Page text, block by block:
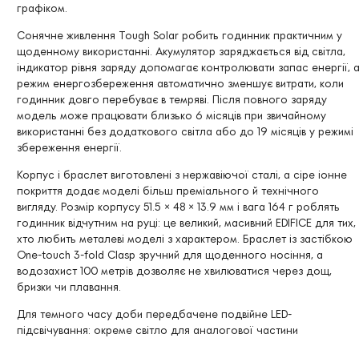
графіком.
Сонячне живлення Tough Solar робить годинник практичним у
щоденному використанні. Акумулятор заряджається від світла,
індикатор рівня заряду допомагає контролювати запас енергії, а
режим енергозбереження автоматично зменшує витрати, коли
годинник довго перебуває в темряві. Після повного заряду
модель може працювати близько 6 місяців при звичайному
використанні без додаткового світла або до 19 місяців у режимі
збереження енергії.
Корпус і браслет виготовлені з нержавіючої сталі, а сіре іонне
покриття додає моделі більш преміального й технічного
вигляду. Розмір корпусу 51.5 × 48 × 13.9 мм і вага 164 г роблять
годинник відчутним на руці: це великий, масивний EDIFICE для тих,
хто любить металеві моделі з характером. Браслет із застібкою
One-touch 3-fold Clasp зручний для щоденного носіння, а
водозахист 100 метрів дозволяє не хвилюватися через дощ,
бризки чи плавання.
Для темного часу доби передбачене подвійне LED-
підсвічування: окреме світло для аналогової частини